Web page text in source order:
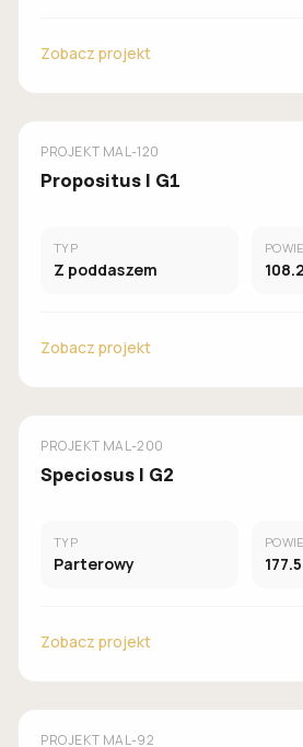
Zobacz projekt
MALACHIT
PROJEKT MAL-120
Propositus I G1
TYP
Z poddaszem
Zobacz projekt
MALACHIT
PROJEKT MAL-200
Speciosus I G2
TYP
Parterowy
Zobacz projekt
MALACHIT
PROJEKT MAL-92